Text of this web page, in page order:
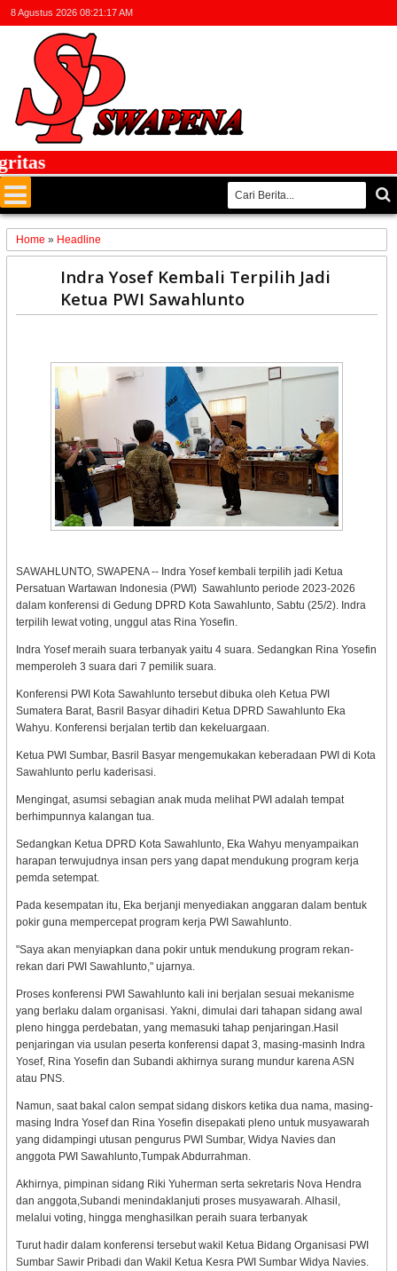
8 Agustus 2026 08:21:17 AM
Home » Headline
Indra Yosef Kembali Terpilih Jadi
Ketua PWI Sawahlunto
SAWAHLUNTO, SWAPENA -- Indra Yosef kembali terpilih jadi Ketua
Persatuan Wartawan Indonesia (PWI) Sawahlunto periode 2023-2026
dalam konferensi di Gedung DPRD Kota Sawahlunto, Sabtu (25/2). Indra
terpilih lewat voting, unggul atas Rina Yosefin.
Indra Yosef meraih suara terbanyak yaitu 4 suara. Sedangkan Rina Yosefin
memperoleh 3 suara dari 7 pemilik suara.
Konferensi PWI Kota Sawahlunto tersebut dibuka oleh Ketua PWI
Sumatera Barat, Basril Basyar dihadiri Ketua DPRD Sawahlunto Eka
Wahyu. Konferensi berjalan tertib dan kekeluargaan.
Ketua PWI Sumbar, Basril Basyar mengemukakan keberadaan PWI di Kota
Sawahlunto perlu kaderisasi.
Mengingat, asumsi sebagian anak muda melihat PWI adalah tempat
berhimpunnya kalangan tua.
Sedangkan Ketua DPRD Kota Sawahlunto, Eka Wahyu menyampaikan
harapan terwujudnya insan pers yang dapat mendukung program kerja
pemda setempat.
Pada kesempatan itu, Eka berjanji menyediakan anggaran dalam bentuk
pokir guna mempercepat program kerja PWI Sawahlunto.
"Saya akan menyiapkan dana pokir untuk mendukung program rekan-
rekan dari PWI Sawahlunto," ujarnya.
Proses konferensi PWI Sawahlunto kali ini berjalan sesuai mekanisme
yang berlaku dalam organisasi. Yakni, dimulai dari tahapan sidang awal
pleno hingga perdebatan, yang memasuki tahap penjaringan.Hasil
penjaringan via usulan peserta konferensi dapat 3, masing-masinh Indra
Yosef, Rina Yosefin dan Subandi akhirnya surang mundur karena ASN
atau PNS.
Namun, saat bakal calon sempat sidang diskors ketika dua nama, masing-
masing Indra Yosef dan Rina Yosefin disepakati pleno untuk musyawarah
yang didampingi utusan pengurus PWI Sumbar, Widya Navies dan
anggota PWI Sawahlunto,Tumpak Abdurrahman.
Akhirnya, pimpinan sidang Riki Yuherman serta sekretaris Nova Hendra
dan anggota,Subandi menindaklanjuti proses musyawarah. Alhasil,
melalui voting, hingga menghasilkan peraih suara terbanyak
Turut hadir dalam konferensi tersebut wakil Ketua Bidang Organisasi PWI
Sumbar Sawir Pribadi dan Wakil Ketua Kesra PWI Sumbar Widya Navies.